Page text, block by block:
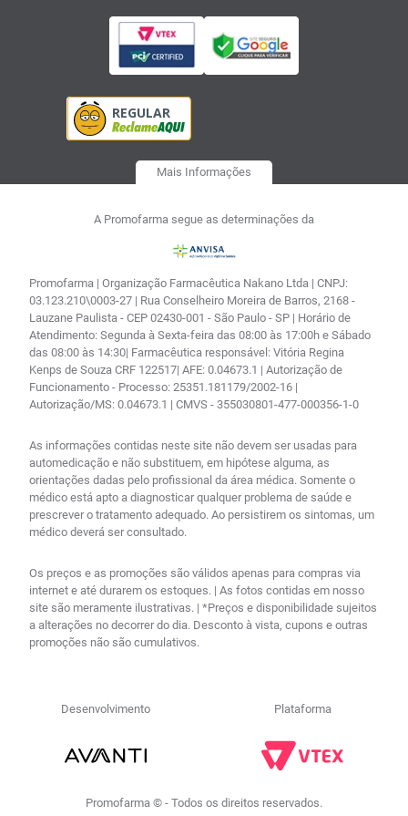
Mais Informações
A Promofarma segue as determinações da
Promofarma | Organização Farmacêutica Nakano Ltda | CNPJ:
03.123.210\0003-27 | Rua Conselheiro Moreira de Barros, 2168 -
Lauzane Paulista - CEP 02430-001 - São Paulo - SP | Horário de
Atendimento: Segunda à Sexta-feira das 08:00 às 17:00h e Sábado
das 08:00 às 14:30| Farmacêutica responsável: Vitória Regina
Kenps de Souza CRF 122517| AFE: 0.04673.1 | Autorização de
Funcionamento - Processo: 25351.181179/2002-16 |
Autorização/MS: 0.04673.1 | CMVS - 355030801-477-000356-1-0
As informações contidas neste site não devem ser usadas para
automedicação e não substituem, em hipótese alguma, as
orientações dadas pelo profissional da área médica. Somente o
médico está apto a diagnosticar qualquer problema de saúde e
prescrever o tratamento adequado. Ao persistirem os sintomas, um
médico deverá ser consultado.
Os preços e as promoções são válidos apenas para compras via
internet e até durarem os estoques. | As fotos contidas em nosso
site são meramente ilustrativas. | *Preços e disponibilidade sujeitos
a alterações no decorrer do dia. Desconto à vista, cupons e outras
promoções não são cumulativos.
Desenvolvimento Plataforma
Promofarma © - Todos os direitos reservados.